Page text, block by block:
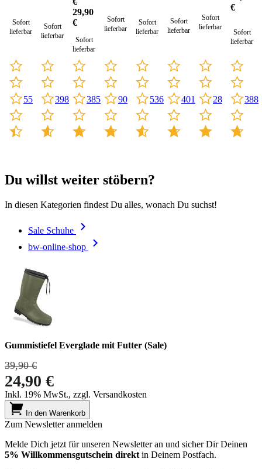
Sofort
lieferbar
55
Sofort
lieferbar
398
(Sale)
29,90
€
Sofort
lieferbar
385
Sofort
lieferbar
90
Sofort
lieferbar
536
Sofort
lieferbar
401
Sofort
lieferbar
28
€
Sofort
lieferbar
388
Du willst weiter stöbern?
In diesen Kategorien findest Du alles, wonach Du suchst!
Sale Schuhe
bw-online-shop
Gummistiefel Everglade mit Futter (Sale)
39,90 €
24,90 €
Inkl. 19% MwSt., zzgl. Versandkosten
In den Warenkorb
Zum Newsletter anmelden
Melde Dich jetzt für unseren Newsletter an und sicher Dir Deinen
5% Willkommensgutschein direkt in Deinem Postfach.